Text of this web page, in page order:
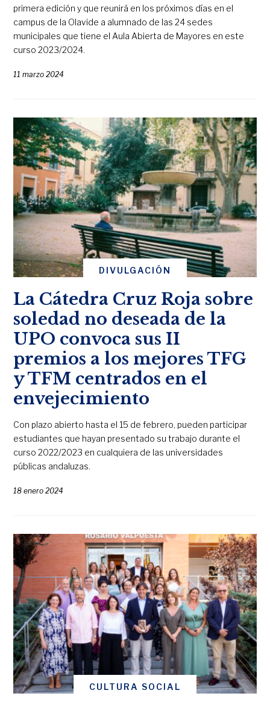
primera edición y que reunirá en los próximos días en el
campus de la Olavide a alumnado de las 24 sedes
municipales que tiene el Aula Abierta de Mayores en este
curso 2023/2024.
11 marzo 2024
DIVULGACIÓN
La Cátedra Cruz Roja sobre
soledad no deseada de la
UPO convoca sus II
premios a los mejores TFG
y TFM centrados en el
envejecimiento
Con plazo abierto hasta el 15 de febrero, pueden participar
estudiantes que hayan presentado su trabajo durante el
curso 2022/2023 en cualquiera de las universidades
públicas andaluzas.
18 enero 2024
CULTURA SOCIAL